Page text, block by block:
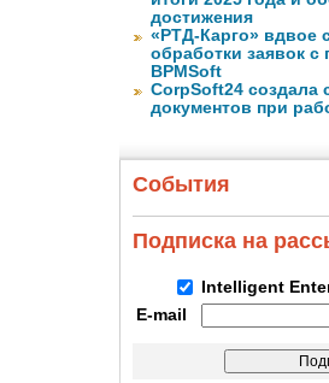
достижения
«РТД-Карго» вдвое
обработки заявок
BPMSoft
CorpSoft24 создала
документов при
События
Подписка на
Intelligent
E-mail